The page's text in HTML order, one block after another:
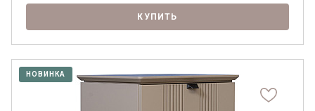
КУПИТЬ
НОВИНКА